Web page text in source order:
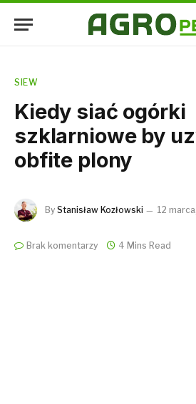
SIEW
Kiedy siać ogórki
szklarniowe by
obfite plony
By Stanisław Kozłowski 12
Brak komentarzy 4 Mins Read